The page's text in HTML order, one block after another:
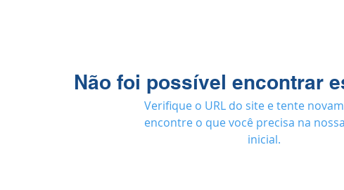
Não foi possível encontrar
Verifique o URL do site e tente
encontre o que você precisa na
inicial.